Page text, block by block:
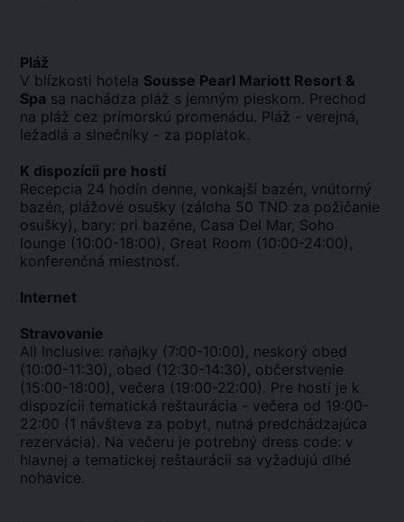
Pláž
V blízkosti hotela Sousse Pearl Mariott Resort &
Spa sa nachádza pláž s jemným pieskom. Prechod
na pláž cez prímorskú promenádu. Pláž - verejná,
ležadlá a slnečníky - za poplatok.
K dispozícii pre hostí
Recepcia 24 hodín denne, vonkajší bazén, vnútorný
bazén, plážové osušky (záloha 50 TND za požičanie
osušky), bary: pri bazéne, Casa Del Mar, Soho
lounge (10:00-18:00), Great Room (10:00-24:00),
konferenčná miestnosť.
Internet
Stravovanie
All Inclusive: raňajky (7:00-10:00), neskorý obed
(10:00-11:30), obed (12:30-14:30), občerstvenie
(15:00-18:00), večera (19:00-22:00). Pre hostí je k
dispozícii tematická reštaurácia - večera od 19:00-
22:00 (1 návšteva za pobyt, nutná predchádzajúca
rezervácia). Na večeru je potrebný dress code: v
hlavnej a tematickej reštaurácii sa vyžadujú dlhé
nohavice.